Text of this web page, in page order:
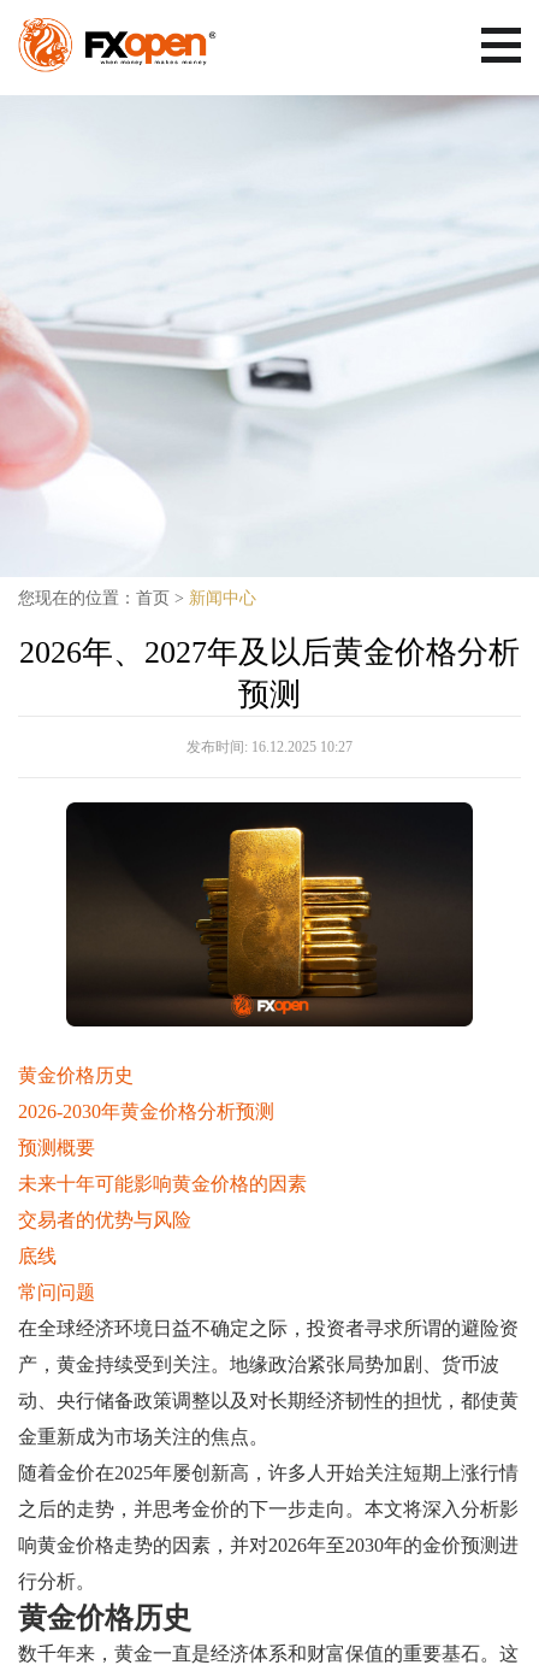
您现在的位置： 首页 > 新闻中心
2026年、2027年及以后黄金价格分析
预测
发布时间: 16.12.2025 10:27
黄金价格历史
2026-2030年黄金价格分析预测
预测概要
未来十年可能影响黄金价格的因素
交易者的优势与风险
底线
常问问题
在全球经济环境日益不确定之际，投资者寻求所谓的避险资
产，黄金持续受到关注。地缘政治紧张局势加剧、货币波
动、央行储备政策调整以及对长期经济韧性的担忧，都使黄
金重新成为市场关注的焦点。
随着金价在2025年屡创新高，许多人开始关注短期上涨行情
之后的走势，并思考金价的下一步走向。本文将深入分析影
响黄金价格走势的因素，并对2026年至2030年的金价预测进
行分析。
黄金价格历史
数千年来，黄金一直是经济体系和财富保值的重要基石。这